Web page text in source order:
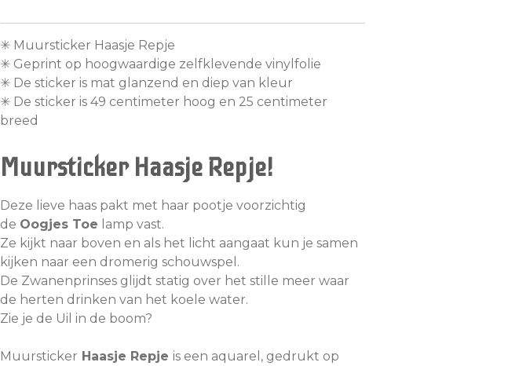
✳︎ Muursticker Haasje Repje
✳︎ Geprint op hoogwaardige zelfklevende vinylfolie
✳︎ De sticker is mat glanzend en diep van kleur
✳︎ De sticker is 49 centimeter hoog en 25 centimeter
breed
Muursticker Haasje Repje!
Deze lieve haas pakt met haar pootje voorzichtig
de Oogjes Toe lamp vast.
Ze kijkt naar boven en als het licht aangaat kun je samen
kijken naar een dromerig schouwspel.
De Zwanenprinses glijdt statig over het stille meer waar
de herten drinken van het koele water.
Zie je de Uil in de boom?
Muursticker Haasje Repje is een aquarel, gedrukt op